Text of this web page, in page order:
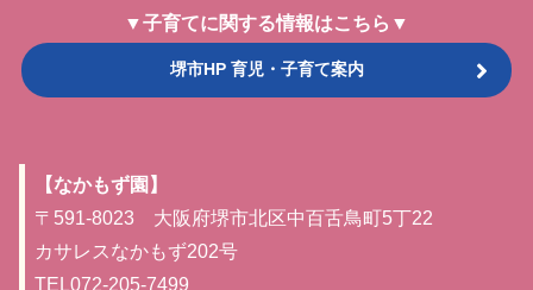
▼子育てに関する情報はこちら▼
堺市HP 育児・子育て案内
【なかもず園】
〒591-8023 大阪府堺市北区中百舌鳥町5丁22
カサレスなかもず202号
TEL072-205-7499